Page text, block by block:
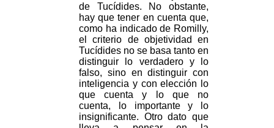
de Tucídides. No obstante,
hay que tener en cuenta que,
como ha indicado de Romilly,
el criterio de objetividad en
Tucídides no se basa tanto en
distinguir lo verdadero y lo
falso, sino en distinguir con
inteligencia y con elección lo
que cuenta y lo que no
cuenta, lo importante y lo
insignificante. Otro dato que